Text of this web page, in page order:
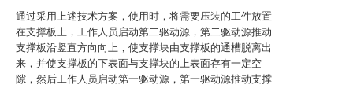
通过采用上述技术方案，使用时，将需要压装的工件放置
在支撑板上，工作人员启动第二驱动源，第二驱动源推动
支撑板沿竖直方向向上，使支撑块由支撑板的通槽脱离出
来，并使支撑板的下表面与支撑块的上表面存有一定空
隙，然后工作人员启动第一驱动源，第一驱动源推动支撑